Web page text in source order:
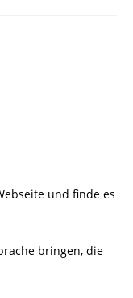
und finde es
bringen, die